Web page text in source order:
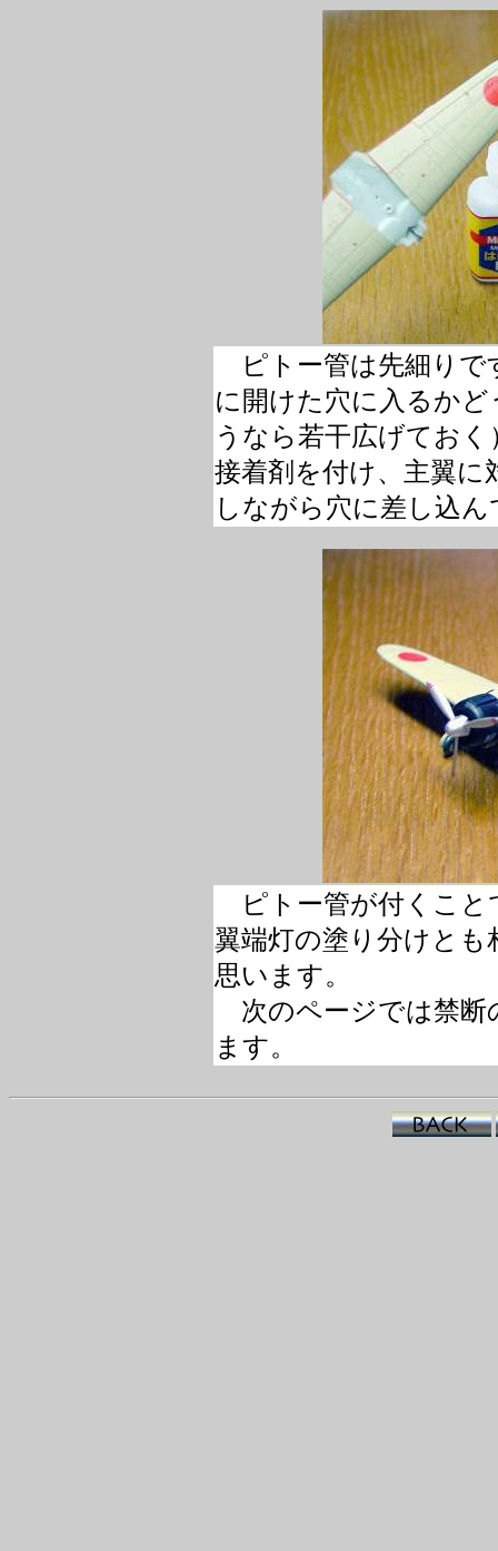
ピトー管は先細りで
に開けた穴に入るか
うなら若干広げてお
接着剤を付け、主翼
しながら穴に差し込
ピトー管が付くこと
翼端灯の塗り分けと
思います。
次のページでは禁断
ます。